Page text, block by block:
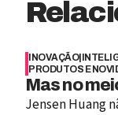
INOVAÇÃO|
PRODUTOS E
Mas no
Jensen Huang